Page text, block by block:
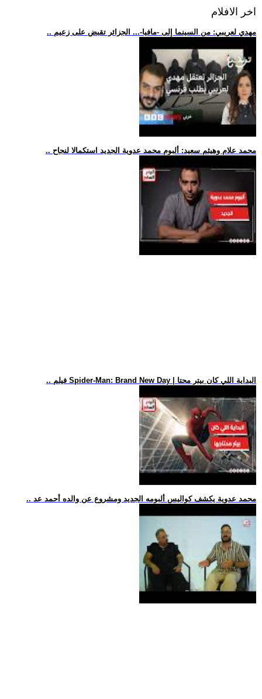
اخر الافلام
.. مهدي لعريبي: من السينما إلى -مافيا-... الجزائر تقبض على زعيم
.. محمد علام وهيثم سعيد: ألبوم محمد عدوية الجديد استكمالا لنجاح
.. فيلم Spider-Man: Brand New Day | البداية اللي كان بيتر محتا
.. محمد عدوية يكشف كواليس ألبومه الجديد ومشروع عن والده أحمد عد